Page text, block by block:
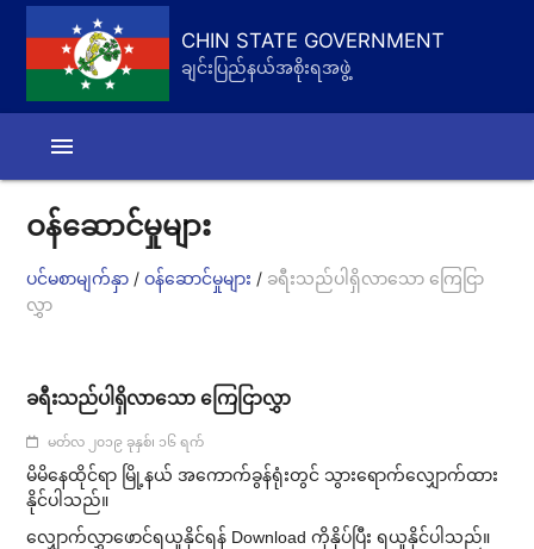
CHIN STATE GOVERNMENT
ချင်းပြည်နယ်အစိုးရအဖွဲ့
menu
ဝန်ဆောင်မှုများ
ပင်မစာမျက်နှာ / ဝန်ဆောင်မှုများ / ခရီးသည်ပါရှိလာသော ကြေငြာ
လွှာ
ခရီးသည်ပါရှိလာသော ကြေငြာလွှာ
မတ်လ ၂၀၁၉ ခုနှစ်၊ ၁၆ ရက်
မိမိ​နေထိုင်ရာ မြို့နယ် အကောက်ခွန်ရုံးတွင် သွားရောက်လျှောက်ထား
နိုင်ပါသည်။
လျှောက်လွှာဖောင်ရယူနိုင်ရန် Download ကိုနှိပ်ပြီး ရယူနိုင်ပါသည်။